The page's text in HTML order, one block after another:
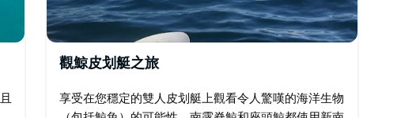
觀鯨皮划艇之旅
享受在您穩定的雙人皮划艇上觀看令人驚嘆的海洋生物